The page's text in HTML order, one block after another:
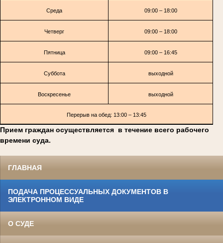
Среда 09:00 – 18:00
Четверг 09:00 – 18:00
Пятница 09:00 – 16:45
Суббота выходной
Воскресенье выходной
Перерыв на обед: 13:00 – 13:45
Прием граждан осуществляется в течение всего рабочего
времени суда.
ГЛАВНАЯ
ПОДАЧА ПРОЦЕССУАЛЬНЫХ ДОКУМЕНТОВ В
ЭЛЕКТРОННОМ ВИДЕ
О СУДЕ